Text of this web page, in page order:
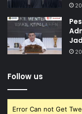
Follow us
Error Can not Get